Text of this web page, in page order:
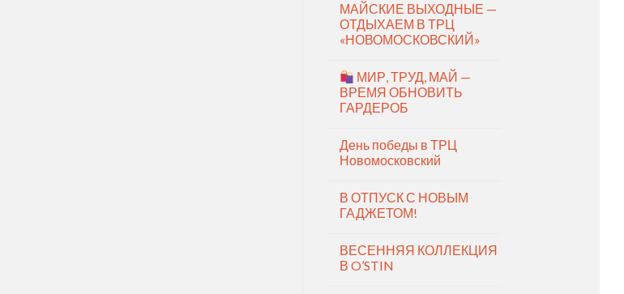
МАЙСКИЕ ВЫХОДНЫЕ —
ОТДЫХАЕМ В ТРЦ
«НОВОМОСКОВСКИЙ»
МИР, ТРУД, МАЙ —
ВРЕМЯ ОБНОВИТЬ
ГАРДЕРОБ
День победы в ТРЦ
Новомосковский
В ОТПУСК С НОВЫМ
ГАДЖЕТОМ!
ВЕСЕННЯЯ КОЛЛЕКЦИЯ
В O’STIN